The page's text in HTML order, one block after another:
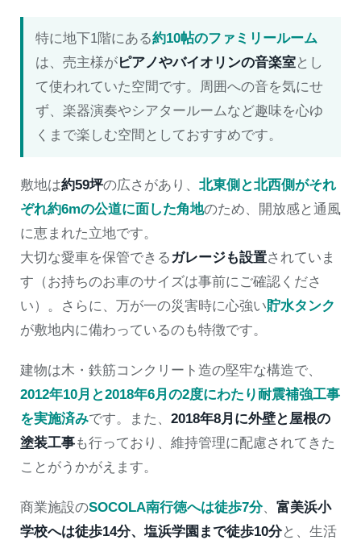
特に地下1階にある約10帖のファミリールーム
は、売主様がピアノやバイオリンの音楽室とし
て使われていた空間です。周囲への音を気にせ
ず、楽器演奏やシアタールームなど趣味を心ゆ
くまで楽しむ空間としておすすめです。
敷地は約59坪の広さがあり、 北東側と北西側がそれ
ぞれ約6mの公道に面した角地のため、開放感と通風
に恵まれた立地です。
大切な愛車を保管できる ガレージも設置されていま
す（お持ちのお車のサイズは事前にご確認くださ
い）。さらに、万が一の災害時に心強い貯水タンク
が敷地内に備わっているのも特徴です。
建物は木・鉄筋コンクリート造の堅牢な構造で、
2012年10月と2018年6月の2度にわたり耐震補強工事
を実施済みです。また、 2018年8月に外壁と屋根の
塗装工事も行っており、維持管理に配慮されてきた
ことがうかがえます。
商業施設のSOCOLA南行徳へは徒歩7分
富美浜小
学校へは徒歩14分、塩浜学園まで徒歩10分と、生活